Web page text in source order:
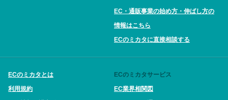
EC・通販事業の始め方・伸ばし方の
情報はこちら
ECのミカタに直接相談する
ECのミカタとは
利用規約
ECのミカタサービス
EC業界相関図